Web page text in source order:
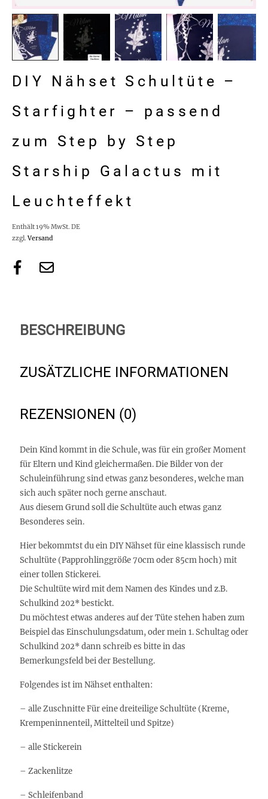
DIY Nähset Schultüte –
Starfighter – passend
zum Step by Step
Starship Galactus mit
Leuchteffekt
Enthält 19% MwSt. DE
zzgl.Versand
BESCHREIBUNG
ZUSÄTZLICHE INFORMATIONEN
REZENSIONEN (0)
Dein Kind kommt in die Schule, was für ein großer Moment
für Eltern und Kind gleichermaßen. Die Bilder von der
Schuleinführung sind etwas ganz besonderes, welche man
sich auch später noch gerne anschaut.
Aus diesem Grund soll die Schultüte auch etwas ganz
Besonderes sein.
Hier bekommtst du ein DIY Nähset für eine klassisch runde
Schultüte (Papprohlinggröße 70cm oder 85cm hoch) mit
einer tollen Stickerei.
Die Schultüte wird mit dem Namen des Kindes und z.B.
Schulkind 202* bestickt.
Du möchtest etwas anderes auf der Tüte stehen haben zum
Beispiel das Einschulungsdatum, oder mein 1. Schultag oder
Schulkind 202* dann schreib es bitte in das
Bemerkungsfeld bei der Bestellung.
Folgendes ist im Nähset enthalten:
– alle Zuschnitte Für eine dreiteilige Schultüte (Kreme,
Krempeninnenteil, Mittelteil und Spitze)
– alle Stickerein
– Zackenlitze
– Schleifenband